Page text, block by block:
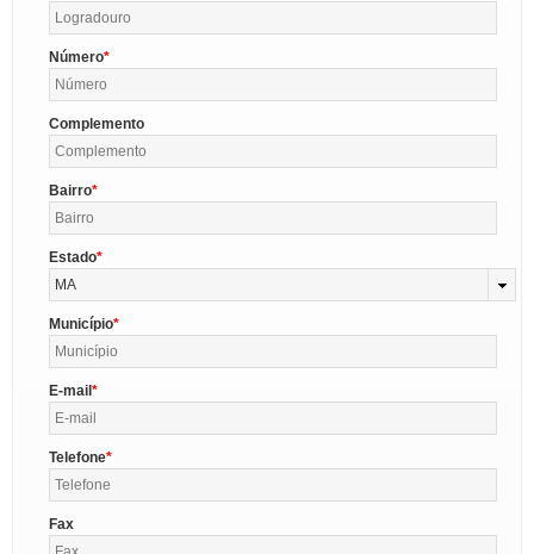
Número
Complemento
Bairro
Estado
MA
Município
E-mail
Telefone
Fax